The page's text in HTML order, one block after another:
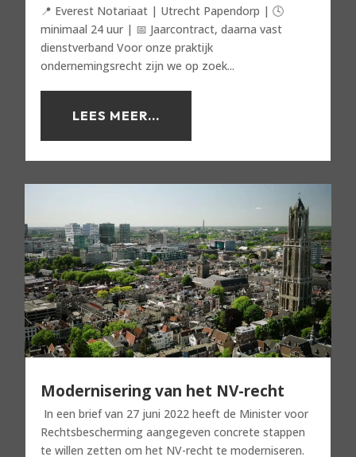
📍 Everest Notariaat | Utrecht Papendorp | 🕓
minimaal 24 uur | 📅 Jaarcontract, daarna vast
dienstverband Voor onze praktijk
ondernemingsrecht zijn we op zoek...
LEES MEER...
Modernisering van het NV-recht
In een brief van 27 juni 2022 heeft de Minister voor
Rechtsbescherming aangegeven concrete stappen
te willen zetten om het NV-recht te moderniseren.